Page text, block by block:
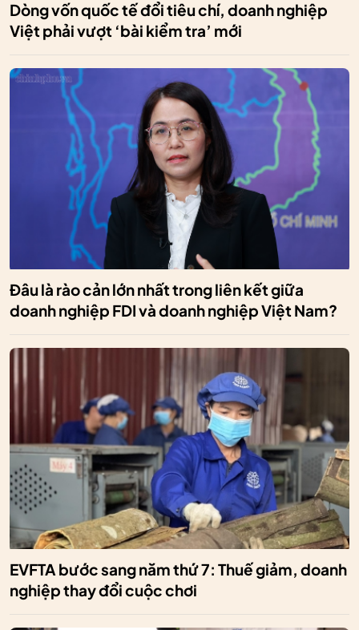
Dòng vốn quốc tế đổi tiêu chí, doanh nghiệp
Việt phải vượt ‘bài kiểm tra’ mới
Đâu là rào cản lớn nhất trong liên kết giữa
doanh nghiệp FDI và doanh nghiệp Việt Nam?
EVFTA bước sang năm thứ 7: Thuế giảm, doanh
nghiệp thay đổi cuộc chơi